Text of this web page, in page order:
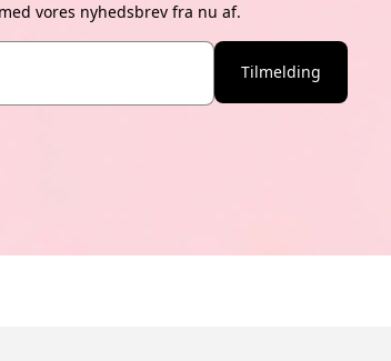
vores nyhedsbrev fra nu af.
Tilmelding